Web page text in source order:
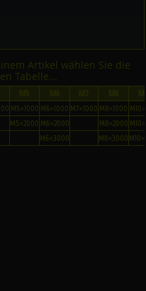
Artikel wählen Sie die
Tabelle...
M5×1000 M6×1000 M7×1000 M8×1000
M5×2000 M6×2000 M8×2000
M6×3000 M8×3000